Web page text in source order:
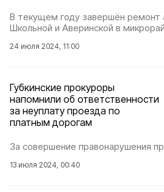
В текущем году завершён ремонт
Школьной и Аверинской в
24 июля 2024, 11:00
Губкинские прокуроры
напомнили об ответственности
за неуплату проезда по
платным дорогам
За совершение правонарушения
13 июля 2024, 00:40